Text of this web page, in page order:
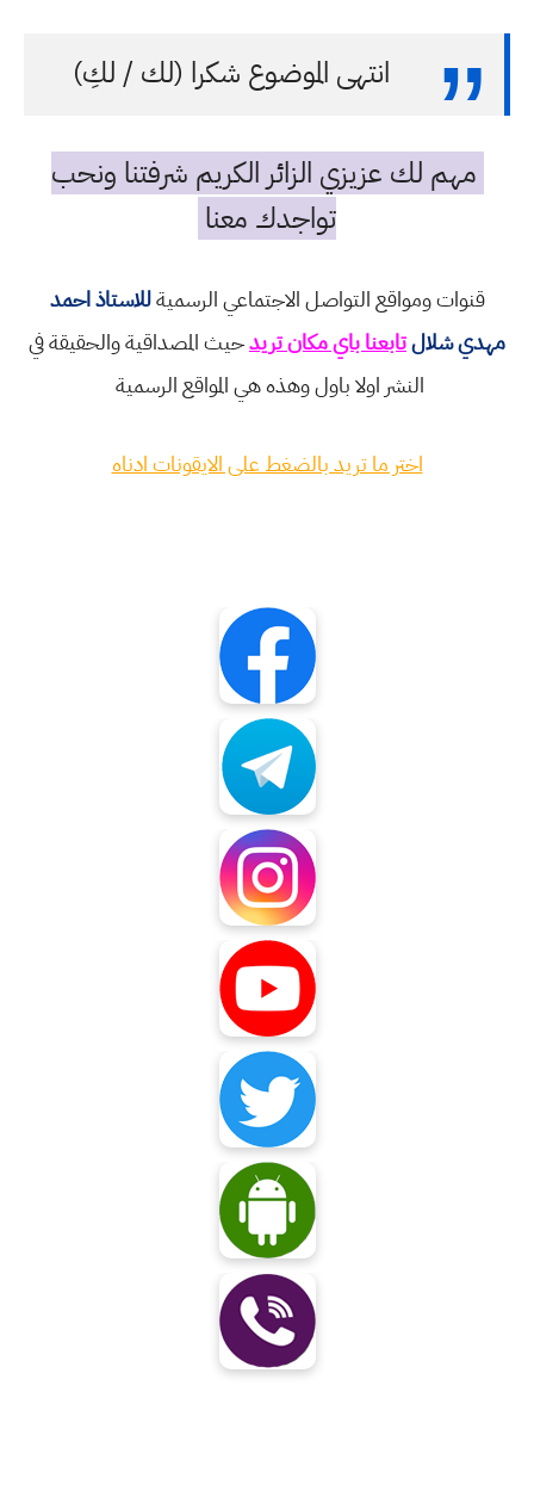
انتهى الموضوع شكرا (لك / لكِ)
مهم لك عزيزي الزائر الكريم شرفتنا ونحب
تواجدك معنا
قنوات ومواقع التواصل الاجتماعي الرسميةللاستاذ احمد
مهدي شلالتابعنا باي مكان تريدحيث المصداقية والحقيقة في
النشر اولا باول وهذه هي المواقع الرسمية
اختر ما تريد بالضغط على الايقونات ادناه